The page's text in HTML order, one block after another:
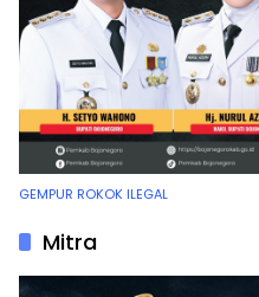
GEMPUR ROKOK ILEGAL
Mitra